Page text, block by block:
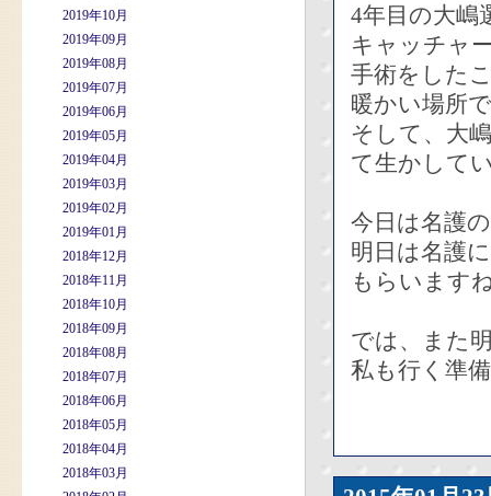
2019年10月
2019年09月
2019年08月
2019年07月
2019年06月
2019年05月
2019年04月
2019年03月
2019年02月
2019年01月
2018年12月
2018年11月
2018年10月
2018年09月
2018年08月
2018年07月
2018年06月
2018年05月
2018年04月
2018年03月
4年目の大嶋
キャッチャ
手術をした
暖かい場所
そして、大
て生かして
今日は名護
明日は名護
もらいます
では、また
私も行く準